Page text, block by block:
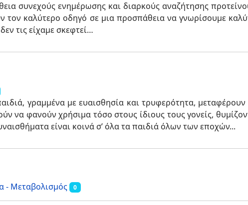
συνεχούς ενημέρωσης και διαρκούς αναζήτησης
τον καλύτερο οδηγό σε μια προσπάθεια να γνωρίσουμε
τις είχαμε σκεφτεί…
γραμμένα με ευαισθησία και τρυφερότητα,
να φανούν χρήσιμα τόσο στους ίδιους τους γονείς,
είναι κοινά σ’ όλα τα παιδιά όλων των εποχών...
- Μεταβολισμός 0